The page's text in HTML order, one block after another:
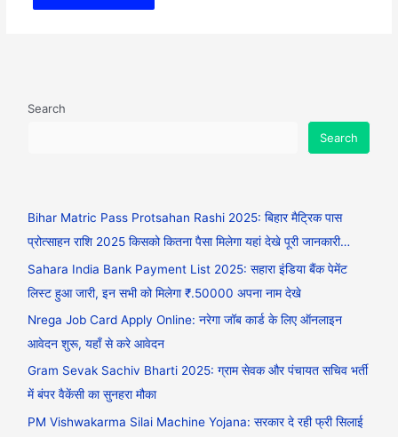
Search
Search
Bihar Matric Pass Protsahan Rashi 2025: बिहार मैट्रिक पास
प्रोत्साहन राशि 2025 किसको कितना पैसा मिलेगा यहां देखे पूरी जानकारी…
Sahara India Bank Payment List 2025: सहारा इंडिया बैंक पेमेंट
लिस्ट हुआ जारी, इन सभी को मिलेगा ₹.50000 अपना नाम देखे
Nrega Job Card Apply Online: नरेगा जॉब कार्ड के लिए ऑनलाइन
आवेदन शुरू, यहाँ से करे आवेदन
Gram Sevak Sachiv Bharti 2025: ग्राम सेवक और पंचायत सचिव भर्ती
में बंपर वैकेंसी का सुनहरा मौका
PM Vishwakarma Silai Machine Yojana: सरकार दे रही फ्री सिलाई